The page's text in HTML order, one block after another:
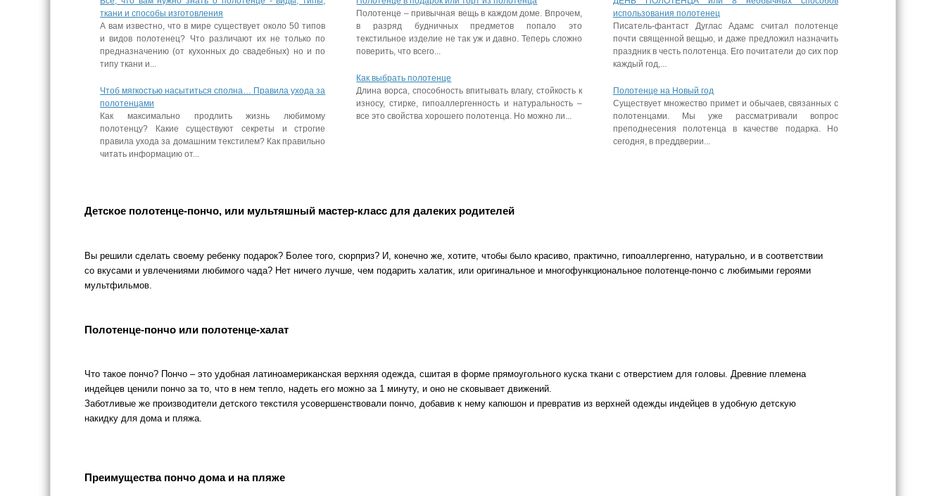
ткани и способы изготовления
А вам известно, что в мире существует около 50 типов
и видов полотенец? Что различают их не только по
предназначению (от кухонных до свадебных) но и по
типу ткани и...
Чтоб мягкостью насытиться сполна… Правила ухода за
полотенцами
Как максимально продлить жизнь любимому
полотенцу? Какие существуют секреты и строгие
правила ухода за домашним текстилем? Как правильно
читать информацию от...
Полотенце – привычная вещь в каждом доме. Впрочем,
в разряд будничных предметов попало это
текстильное изделие не так уж и давно. Теперь сложно
поверить, что всего...
Как выбрать полотенце
Длина ворса, способность впитывать влагу, стойкость к
износу, стирке, гипоаллергенность и натуральность –
все это свойства хорошего полотенца. Но можно ли...
использования полотенец
Писатель-фантаст Дуглас Адамс считал полотенце
почти священной вещью, и даже предложил назначить
праздник в честь полотенца. Его почитатели до сих пор
каждый год,...
Полотенце на Новый год
Существует множество примет и обычаев, связанных с
полотенцами. Мы уже рассматривали вопрос
преподнесения полотенца в качестве подарка. Но
сегодня, в преддверии...
Детское полотенце-пончо, или мультяшный мастер-класс для далеких родителей
Вы решили сделать своему ребенку подарок? Более того, сюрприз? И, конечно же, хотите, чтобы было красиво, практично, гипоаллергенно, натурально, и в соответствии
со вкусами и увлечениями любимого чада? Нет ничего лучше, чем подарить халатик, или оригинальное и многофункциональное полотенце-пончо с любимыми героями
мультфильмов.
Полотенце-пончо или полотенце-халат
Что такое пончо? Пончо – это удобная латиноамериканская верхняя одежда, сшитая в форме прямоугольного куска ткани с отверстием для головы. Древние племена
индейцев ценили пончо за то, что в нем тепло, надеть его можно за 1 минуту, и оно не сковывает движений.
Заботливые же производители детского текстиля усовершенствовали пончо, добавив к нему капюшон и превратив из верхней одежды индейцев в удобную детскую
накидку для дома и пляжа.
Преимущества пончо дома и на пляже